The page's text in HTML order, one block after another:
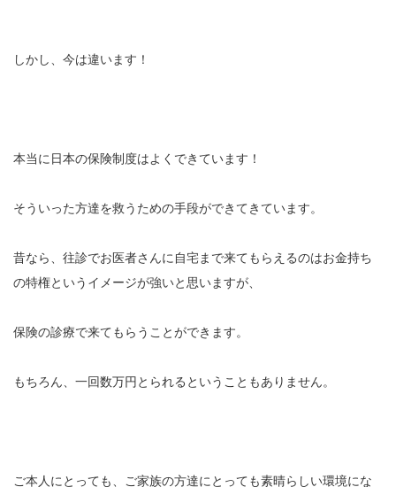
しかし、今は違います！
本当に日本の保険制度はよくできています！
そういった方達を救うための手段ができてきています。
昔なら、往診でお医者さんに自宅まで来てもらえるのはお金持ち
の特権というイメージが強いと思いますが、
保険の診療で来てもらうことができます。
もちろん、一回数万円とられるということもありません。
ご本人にとっても、ご家族の方達にとっても素晴らしい環境にな